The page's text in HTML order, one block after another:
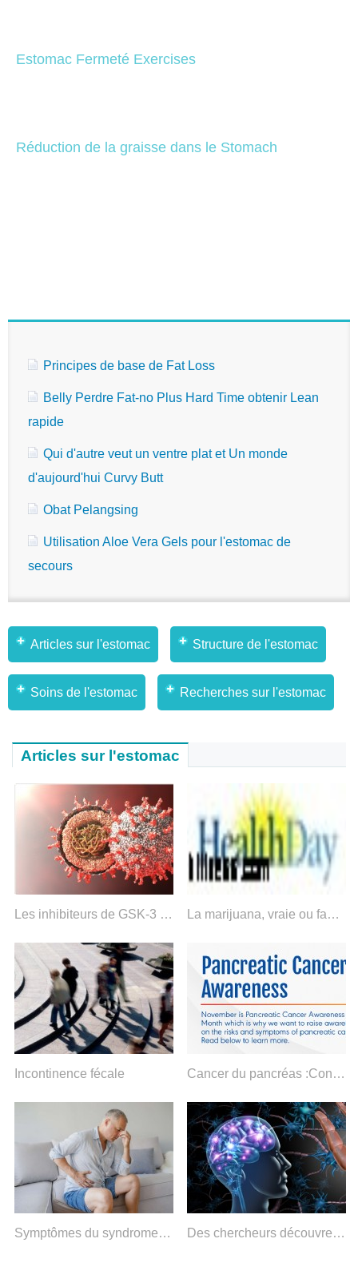
Estomac Fermeté Exercises
Réduction de la graisse dans le Stomach
Principes de base de Fat Loss
Belly Perdre Fat-no Plus Hard Time obtenir Lean
rapide
Qui d'autre veut un ventre plat et Un monde
d'aujourd'hui Curvy Butt
Obat Pelangsing
Utilisation Aloe Vera Gels pour l'estomac de
secours
Articles sur l'estomac Structure de l'estomac
Soins de l'estomac Recherches sur l'estomac
Articles sur l'estomac
Les inhibiteurs de GSK-3 sont prometteurs dans le traitement des infections à coronavirus La marijuana, vraie ou fausse, peut entraîner des problèmes gastro-intestinaux inhabituels
Incontinence fécale Cancer du pancréas :Connaissez vos risques
Symptômes du syndrome de Zollinger-Ellison Des chercheurs découvrent un nouveau moyen de se protéger contre la maladie dans un modèle de SEP